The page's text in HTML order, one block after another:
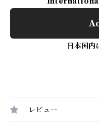
日本国内
レビュー